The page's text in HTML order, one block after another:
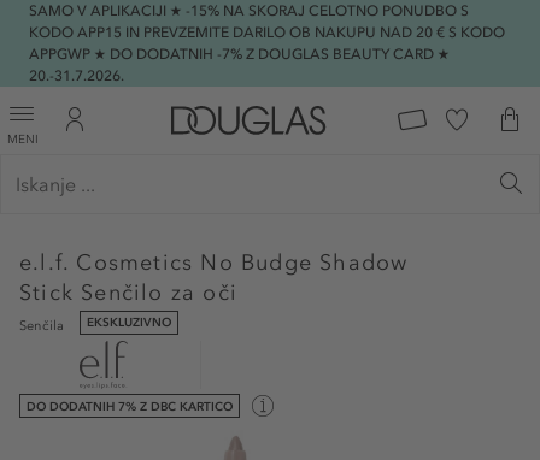
SAMO V APLIKACIJI ★ -15% NA SKORAJ CELOTNO PONUDBO S
KODO APP15 IN PREVZEMITE DARILO OB NAKUPU NAD 20 € S KODO
APPGWP ★ DO DODATNIH -7% Z DOUGLAS BEAUTY CARD ★
20.-31.7.2026.
MENI
e.l.f. Cosmetics No Budge Shadow
Stick Senčilo za oči
Senčila EKSKLUZIVNO
DO DODATNIH 7% Z DBC KARTICO